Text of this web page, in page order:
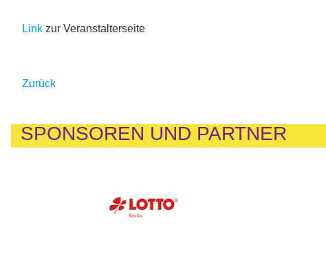
Link zur Veranstalterseite
Zurück
SPONSOREN UND PARTNER